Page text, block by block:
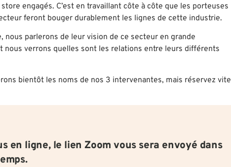
engagés. C’est en travaillant côte à côte que les porteuses
feront bouger durablement les lignes de cette industrie.
nous parlerons de leur vision de ce secteur en grande
nous verrons quelles sont les relations entre leurs différents
bientôt les noms de nos 3 intervenantes, mais réservez vite
en ligne, le lien Zoom vous sera envoyé dans